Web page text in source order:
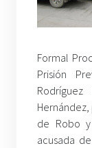
Formal
Prisión
de Robo
acusada